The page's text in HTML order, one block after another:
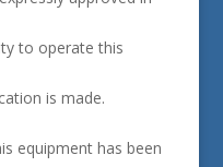
to operate this
is made.
equipment has been